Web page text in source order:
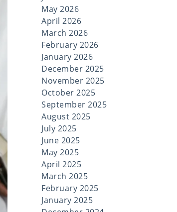
May 2026
April 2026
March 2026
February 2026
January 2026
December 2025
November 2025
October 2025
September 2025
August 2025
July 2025
June 2025
May 2025
April 2025
March 2025
February 2025
January 2025